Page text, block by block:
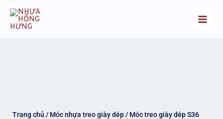
Trang chủ / Móc nhựa treo giày dép/ Móc treo giày dép S36